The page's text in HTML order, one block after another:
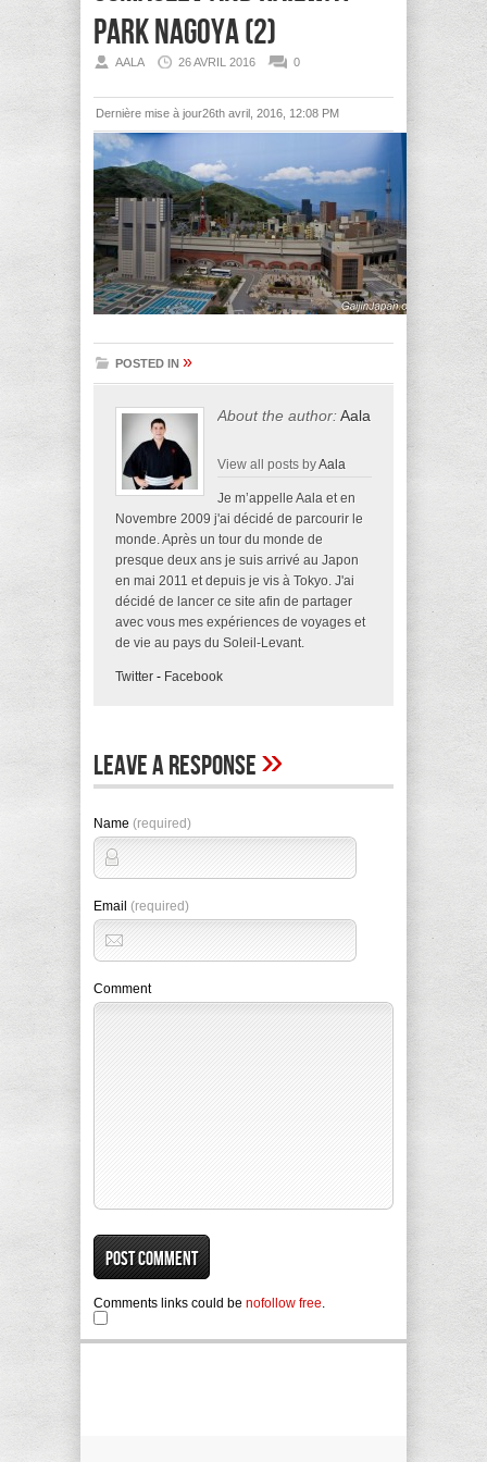
Park Nagoya (2)
AALA 26 AVRIL 2016 0
Dernière mise à jour26th avril, 2016, 12:08 PM
POSTED IN »
About the author:Aala
View all posts byAala
Je m’appelle Aala et en
Novembre 2009 j'ai décidé de parcourir le
monde. Après un tour du monde de
presque deux ans je suis arrivé au Japon
en mai 2011 et depuis je vis à Tokyo. J'ai
décidé de lancer ce site afin de partager
avec vous mes expériences de voyages et
de vie au pays du Soleil-Levant.
Twitter - Facebook
Leave A Response»
Name (required)
Email (required)
Comment
Comments links could be nofollow free.